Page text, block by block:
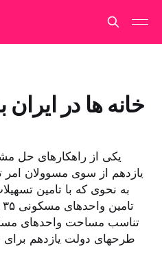
خانه ها در ایران
یکی از راهکارهای حل
یازدهم از سوی مسوولان امر
به نحوی که با تامین
تناسب مساحت واحدهای
طرحهای دولت یازدهم برای